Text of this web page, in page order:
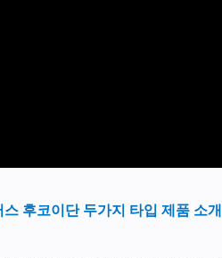
후코이단 두가지 타입 제품 소개